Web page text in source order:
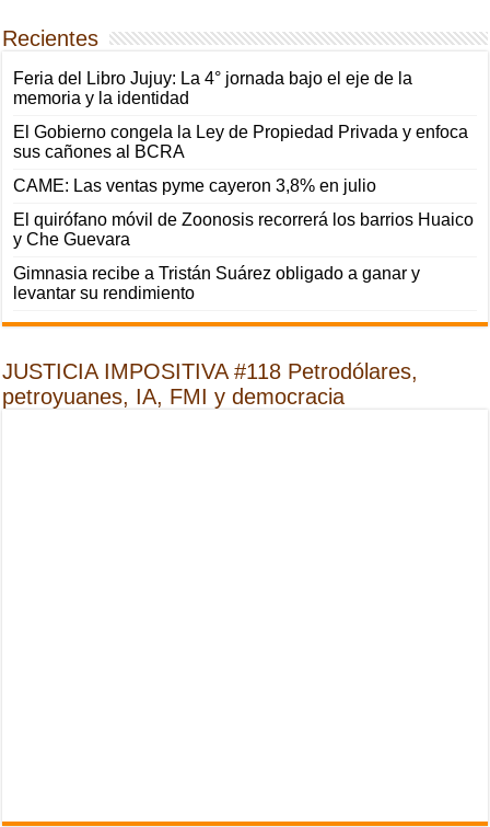
Recientes
Feria del Libro Jujuy: La 4° jornada bajo el eje de la
memoria y la identidad
El Gobierno congela la Ley de Propiedad Privada y enfoca
sus cañones al BCRA
CAME: Las ventas pyme cayeron 3,8% en julio
El quirófano móvil de Zoonosis recorrerá los barrios Huaico
y Che Guevara
Gimnasia recibe a Tristán Suárez obligado a ganar y
levantar su rendimiento
JUSTICIA IMPOSITIVA #118 Petrodólares,
petroyuanes, IA, FMI y democracia